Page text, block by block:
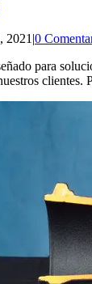
2021 |0
para
clientes.